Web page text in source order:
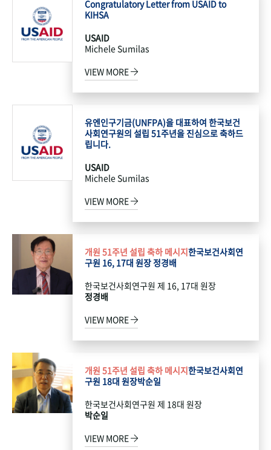
Congratulatory Letter from USAID to
KIHSA
USAID
Michele Sumilas
VIEW MORE
유엔인구기금(UNFPA)을 대표하여 한국보건
사회연구원의 설립 51주년을 진심으로 축하드
립니다.
USAID
Michele Sumilas
VIEW MORE
개원 51주년 설립 축하 메시지한국보건사회연
구원 16, 17대 원장 정경배
한국보건사회연구원 제 16, 17대 원장
정경배
VIEW MORE
개원 51주년 설립 축하 메시지한국보건사회연
구원 18대 원장박순일
한국보건사회연구원 제 18대 원장
박순일
VIEW MORE